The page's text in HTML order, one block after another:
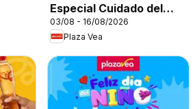
Especial Cuidado del
Cabello
03/08 - 16/08/2026
Plaza Vea